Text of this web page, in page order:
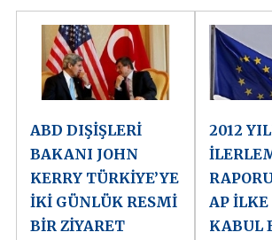
ABD DIŞİŞLERİ
BAKANI JOHN
KERRY TÜRKİYE’YE
İKİ GÜNLÜK RESMİ
BİR ZİYARET
2012
AP
KABUL